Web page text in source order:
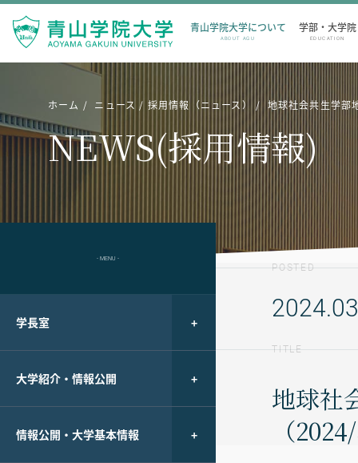
青山学院大学について
ABOUT AGU
学部・大学院
EDUCATION
ホーム ニュース 採用情報（ニュース） 地球社会共生学
NEWS(採用情報)
- MENU -
学長室
大学紹介・情報公開
情報公開・大学基本情報
POSTED
TITLE
地球社
（